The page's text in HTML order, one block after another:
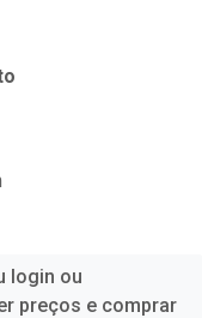
login ou
preços e comprar